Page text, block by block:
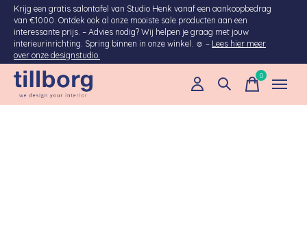
Krijg een gratis salontafel van Studio Henk vanaf een aankoopbedrag
van €1000. Ontdek ook al onze mooiste sale producten aan een
interessante prijs. – Advies nodig? Wij helpen je graag met jouw
interieurinrichting. Spring binnen in onze winkel. ☺ – Lees hier meer
over onze designstudio.
0items